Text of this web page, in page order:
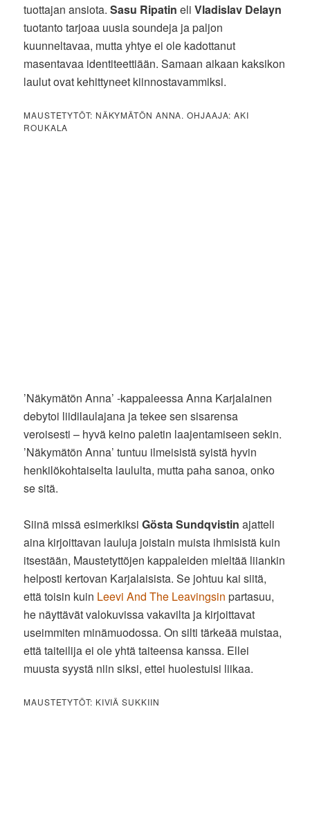
tuottajan ansiota.Sasu Ripatin eliVladislav Delayn
tuotanto tarjoaa uusia soundeja ja paljon
kuunneltavaa, mutta yhtye ei ole kadottanut
masentavaa identiteettiään. Samaan aikaan kaksikon
laulut ovat kehittyneet kiinnostavammiksi.
MAUSTETYTÖT: NÄKYMÄTÖN ANNA. OHJAAJA: AKI
ROUKALA
’Näkymätön Anna’ -kappaleessa Anna Karjalainen
debytoi liidilaulajana ja tekee sen sisarensa
veroisesti – hyvä keino paletin laajentamiseen sekin.
’Näkymätön Anna’ tuntuu ilmeisistä syistä hyvin
henkilökohtaiselta laululta, mutta paha sanoa, onko
se sitä.
Siinä missä esimerkiksiGösta Sundqvistin ajatteli
aina kirjoittavan lauluja joistain muista ihmisistä kuin
itsestään, Maustetyttöjen kappaleiden mieltää liiankin
helposti kertovan Karjalaisista. Se johtuu kai siitä,
että toisin kuin Leevi And The Leavingsin partasuu,
he näyttävät valokuvissa vakavilta ja kirjoittavat
useimmiten minämuodossa. On silti tärkeää muistaa,
että taiteilija ei ole yhtä taiteensa kanssa. Ellei
muusta syystä niin siksi, ettei huolestuisi liikaa.
MAUSTETYTÖT: KIVIÄ SUKKIIN